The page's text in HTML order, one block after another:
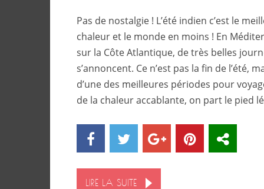
Pas de nostalgie ! L’été indien c’est le
chaleur et le monde en moins ! En
sur la Côte Atlantique, de très belles
s’annoncent. Ce n’est pas la fin de l’été,
d’une des meilleures périodes pour
de la chaleur accablante, on part le pied
LIRE LA SUITE